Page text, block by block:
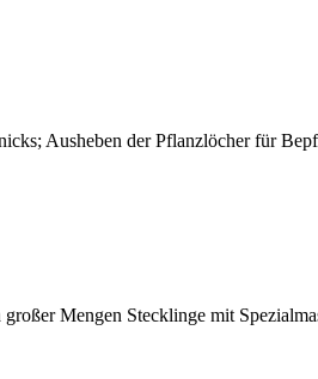
Ausheben der Pflanzlöcher für
Mengen Stecklinge mit